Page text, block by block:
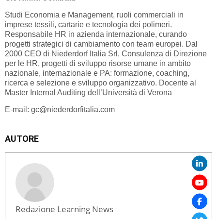
Studi Economia e Management, ruoli commerciali in
imprese tessili, cartarie e tecnologia dei polimeri.
Responsabile HR in azienda internazionale, curando
progetti strategici di cambiamento con team europei. Dal
2000 CEO di Niederdorf Italia Srl, Consulenza di Direzione
per le HR, progetti di sviluppo risorse umane in ambito
nazionale, internazionale e PA: formazione, coaching,
ricerca e selezione e sviluppo organizzativo. Docente al
Master Internal Auditing dell’Università di Verona
E-mail: gc@niederdorfitalia.com
AUTORE
Redazione Learning News